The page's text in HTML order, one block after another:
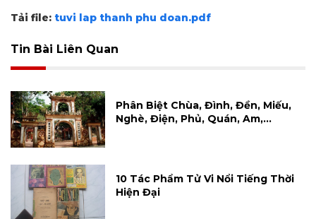
Tải file: tuvi lap thanh phu doan.pdf
Tin Bài Liên Quan
Phân Biệt Chùa, Đình, Đền, Miếu,
Nghè, Điện, Phủ, Quán, Am,…
10 Tác Phẩm Tử Vi Nổi Tiếng Thời
Hiện Đại